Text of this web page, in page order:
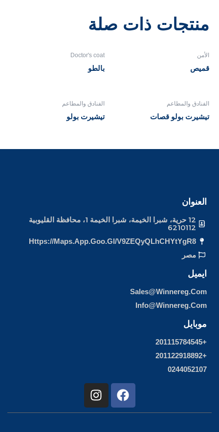
منتجات ذات صلة
الأمن
قميص
Doctor's coat
بالطو
الفنادق والمطاعم
تيشيرت بولو قصات
الفنادق والمطاعم
تيشيرت بولو
العنوان
12 حرية، شبرا الخيمة، شبرا الخيمة 1، محافظة القليوبية
6210112
Https://maps.app.goo.gl/v9ZEQyQLhCHYtYgR8
مصر
ايميل
Sales@winnereg.com
Info@winnereg.com
موبايل
0244052107
F
a
c
I
n
s